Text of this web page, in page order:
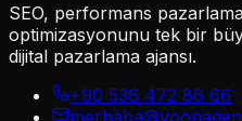
SEO, performans
optimizasyonunu tek bir
dijital pazarlama ajansı.
+90 536 472 86 66